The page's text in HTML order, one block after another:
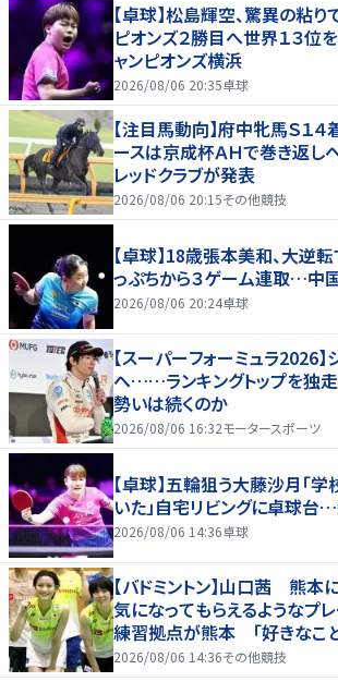
【卓球】松島輝空、驚異の粘
ピオンズ２勝目へ世界１３位
ャンピオンズ横浜
2026/08/06 20:35卓球
【注目馬動向】府中牝馬Ｓ１
ースは京成杯ＡＨで巻き返
レッドクラブが発表
2026/08/06 20:15その他競技
【卓球】18歳張本美和、大逆転
っぷちから３ゲーム連取…中
2026/08/06 20:24卓球
【スーパーフォーミュラ2026
へ……ランキングトップを独
勢いは続くのか
2026/08/06 16:32モータースポーツ
【卓球】五輪狙う大藤沙月「
いた」自宅リビングに卓球台
2026/08/06 14:36卓球
【バドミントン】山口茜 熊
気になってもらえるようなプ
練習拠点が熊本 「好きなこ
たり前じゃない」
2026/08/06 14:36その他競技